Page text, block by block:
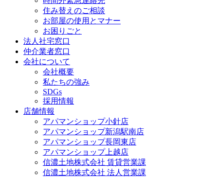
住み替えのご相談
お部屋の使用とマナー
お困りごと
法人社宅窓口
仲介業者窓口
会社について
会社概要
私たちの強み
SDGs
採用情報
店舗情報
アパマンショップ小針店
アパマンショップ新潟駅南店
アパマンショップ長岡東店
アパマンショップ上越店
信濃土地株式会社 賃貸営業課
信濃土地株式会社 法人営業課